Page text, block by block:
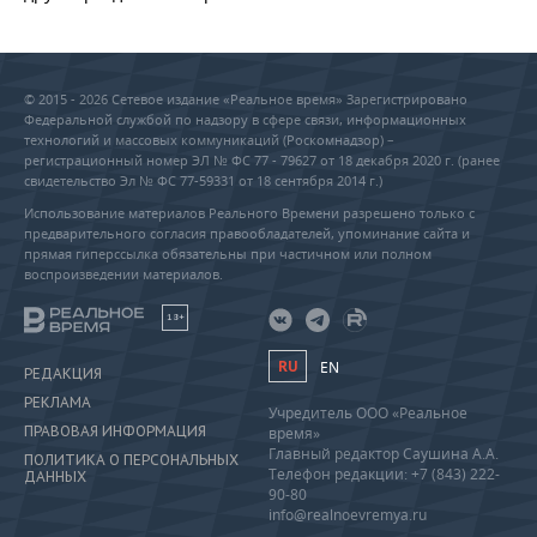
© 2015 - 2026 Сетевое издание «Реальное время» Зарегистрировано
Федеральной службой по надзору в сфере связи, информационных
технологий и массовых коммуникаций (Роскомнадзор) –
регистрационный номер ЭЛ № ФС 77 - 79627 от 18 декабря 2020 г. (ранее
свидетельство Эл № ФС 77-59331 от 18 сентября 2014 г.)
Использование материалов Реального Времени разрешено только с
предварительного согласия правообладателей, упоминание сайта и
прямая гиперссылка обязательны при частичном или полном
воспроизведении материалов.
18+
РЕДАКЦИЯ
РЕКЛАМА
ПРАВОВАЯ ИНФОРМАЦИЯ
ПОЛИТИКА О ПЕРСОНАЛЬНЫХ
ДАННЫХ
RU EN
Учредитель ООО «Реальное
время»
Главный редактор Саушина А.А.
Телефон редакции: +7 (843) 222-
90-80
info@realnoevremya.ru